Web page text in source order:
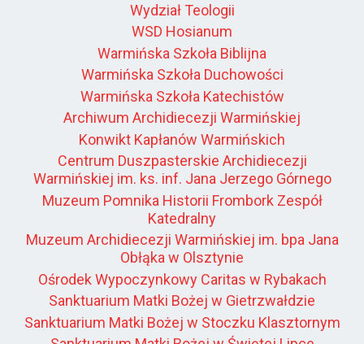
Wydział Teologii
WSD Hosianum
Warmińska Szkoła Biblijna
Warmińska Szkoła Duchowości
Warmińska Szkoła Katechistów
Archiwum Archidiecezji Warmińskiej
Konwikt Kapłanów Warmińskich
Centrum Duszpasterskie Archidiecezji
Warmińskiej im. ks. inf. Jana Jerzego Górnego
Muzeum Pomnika Historii Frombork Zespół
Katedralny
Muzeum Archidiecezji Warmińskiej im. bpa Jana
Obłąka w Olsztynie
Ośrodek Wypoczynkowy Caritas w Rybakach
Sanktuarium Matki Bożej w Gietrzwałdzie
Sanktuarium Matki Bożej w Stoczku Klasztornym